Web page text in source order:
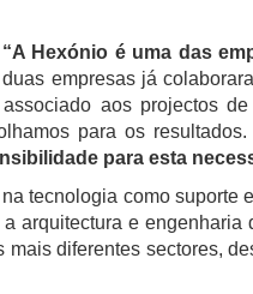
“A Hexónio é uma das
empresas já
aos projectos
para os resultados.
para esta
tecnologia como suporte
arquitectura e engenharia
diferentes sectores,